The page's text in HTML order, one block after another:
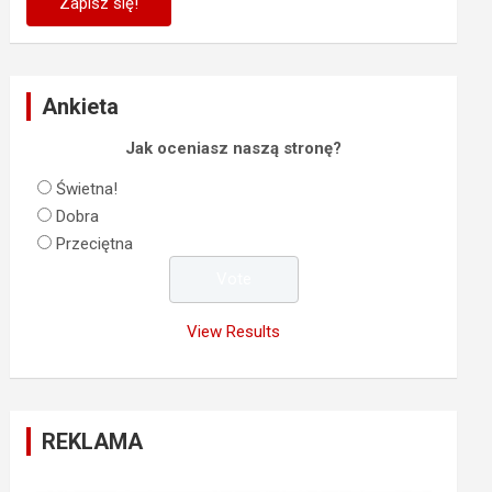
Ankieta
Jak oceniasz naszą stronę?
Świetna!
Dobra
Przeciętna
View Results
REKLAMA